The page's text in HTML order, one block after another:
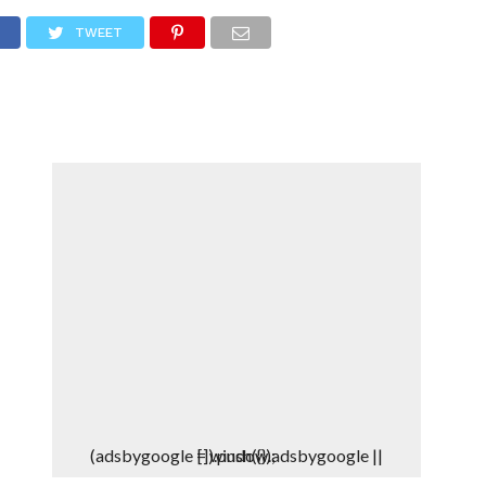
DENUNCIAS WHATSAPP
TWEET
(adsbygoogle = window.adsbygoogle || []).push({});